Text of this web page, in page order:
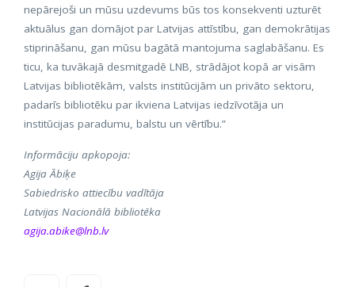
nepārejoši un mūsu uzdevums būs tos konsekventi uzturēt
aktuālus gan domājot par Latvijas attīstību, gan demokrātijas
stiprināšanu, gan mūsu bagātā mantojuma saglabāšanu. Es
ticu, ka tuvākajā desmitgadē LNB, strādājot kopā ar visām
Latvijas bibliotēkām, valsts institūcijām un privāto sektoru,
padarīs bibliotēku par ikviena Latvijas iedzīvotāja un
institūcijas paradumu, balstu un vērtību.”
Informāciju apkopoja:
Agija Ābiķe
Sabiedrisko attiecību vadītāja
Latvijas Nacionālā bibliotēka
agija.abike@lnb.lv